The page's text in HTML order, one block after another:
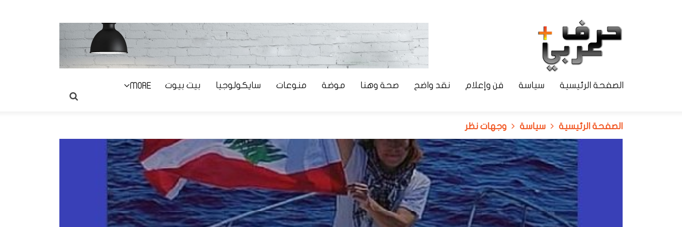
الصفحة الرئيسية سياسة فن وإعلام نقد واضح صحة وهنا موضة منوعات سايكولوجيا بيت بيوت MORE
الصفحة الرئيسية سياسة وجهات نظر